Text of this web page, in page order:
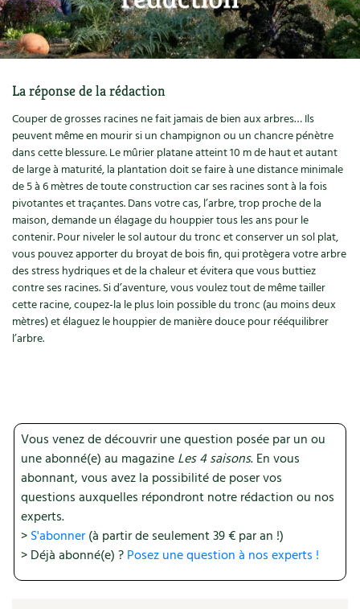
Santé, bien-être
Médecine douce
Cosmétique bio, soins
Maison écologique
Enfants
DIY, autonomie
Société, engagement
Cuisine saine
Manger bio
Agenda, calendrier
Feuilleter le catalogue
Outils de jardin
Accessoires de jardin
Jeux
DVD
Nos productions
Agenda, calendrier
Le magazineLes 4 saisons
Stages
Scolaires
Séminaires, entreprises, associations, collectivités…
Les espaces de formation
Dormir à Terre vivante
Infos pratiques
Horaires, tarifs, restauration
Accès
Séjourner en Trièves
Nous contacter
Potager
Permaculture et syntropie
Cultiver sous serre
Jardiner en ville
Ornement et aménagement du jardin
Bricolages au jardin
Outils et ustensiles du jardin
Biodiversité
Cuisine saine
Alimentation et nutrition
Recettes de printemps
Recettes par type de plat
Champs d’action – le podcast
Débat d’experts
Nouvelles sur le jardin et l’écologie
Prenez-en de la graine !
Les chroniques de Marie
Forums
Jardin bio
Soins naturels
Société et alternatives
Les 4 saisons
Questions à la rédaction
La réponse de la rédaction
Couper de grosses racines ne fait jamais de bien aux arbres… Ils
peuvent même en mourir si un champignon ou un chancre pénètre
dans cette blessure. Le mûrier platane atteint 10 m de haut et autant
de large à maturité, la plantation doit se faire à une distance minimale
de 5 à 6 mètres de toute construction car ses racines sont à la fois
pivotantes et traçantes. Dans votre cas, l’arbre, trop proche de la
maison, demande un élagage du houppier tous les ans pour le
contenir. Pour niveler le sol autour du tronc et conserver un sol plat,
vous pouvez apporter du broyat de bois fin, qui protègera votre arbre
des stress hydriques et de la chaleur et évitera que vous buttiez
contre ses racines. Si d’aventure, vous voulez tout de même tailler
cette racine, coupez-la le plus loin possible du tronc (au moins deux
mètres) et élaguez le houppier de manière douce pour rééquilibrer
l’arbre.
Vous venez de découvrir une question posée par un ou
une abonné(e) au magazineLes 4 saisons. En vous
abonnant, vous avez la possibilité de poser vos
questions auxquelles répondront notre rédaction ou nos
experts.
>S'abonner(à partir de seulement 39 € par an !)
> Déjà abonné(e) ?Posez une question à nos experts !